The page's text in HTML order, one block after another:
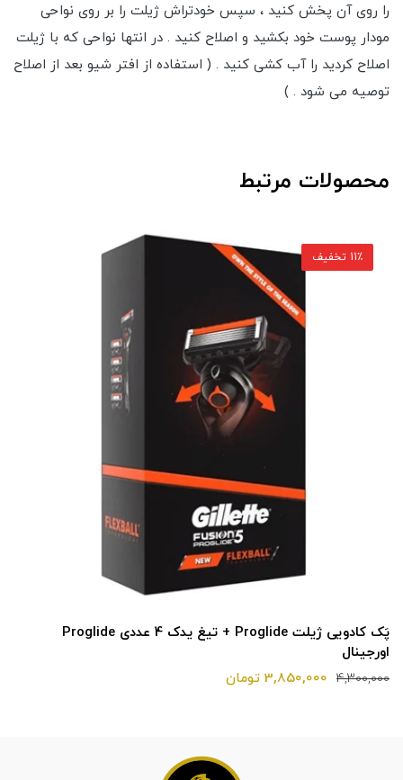
را روی آن پخش کنید ، سپس خودتراش ژیلت را بر روی نواحی
مودار پوست خود بکشید و اصلاح کنید . در انتها نواحی که با ژیلت
اصلاح کردید را آب کشی کنید . ( استفاده از افتر شیو بعد از اصلاح
توصیه می شود . )
محصولات مرتبط
پَک کادویی ژیلت Proglide + تیغ یدک 4 عددی Proglide
اورجینال
4,300,000 3,850,000 تومان
11٪ تخفیف